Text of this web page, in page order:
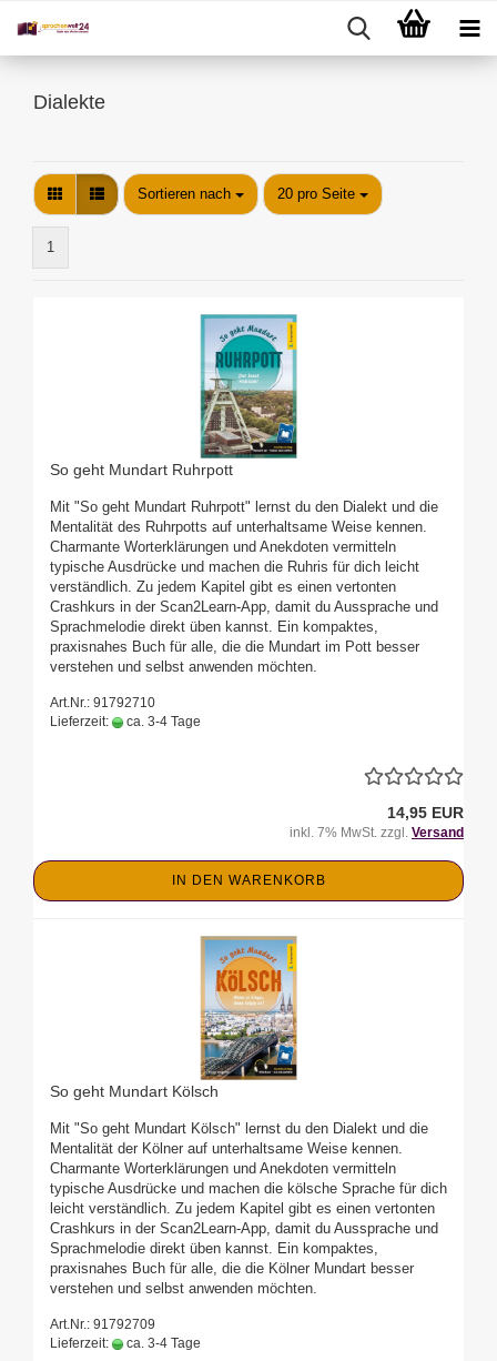
Dialekte
Sortieren nach
Sortieren nach 20 pro Seite
pro Seite
1
So geht Mundart Ruhrpott
Mit "So geht Mundart Ruhrpott" lernst du den Dialekt und die
Mentalität des Ruhrpotts auf unterhaltsame Weise kennen.
Charmante Worterklärungen und Anekdoten vermitteln
typische Ausdrücke und machen die Ruhris für dich leicht
verständlich. Zu jedem Kapitel gibt es einen vertonten
Crashkurs in der Scan2Learn-App, damit du Aussprache und
Sprachmelodie direkt üben kannst. Ein kompaktes,
praxisnahes Buch für alle, die die Mundart im Pott besser
verstehen und selbst anwenden möchten.
Art.Nr.: 91792710
Lieferzeit:
ca. 3-4 Tage
14,95 EUR
inkl. 7% MwSt. zzgl. Versand
IN DEN WARENKORB
So geht Mundart Kölsch
Mit "So geht Mundart Kölsch" lernst du den Dialekt und die
Mentalität der Kölner auf unterhaltsame Weise kennen.
Charmante Worterklärungen und Anekdoten vermitteln
typische Ausdrücke und machen die kölsche Sprache für dich
leicht verständlich. Zu jedem Kapitel gibt es einen vertonten
Crashkurs in der Scan2Learn-App, damit du Aussprache und
Sprachmelodie direkt üben kannst. Ein kompaktes,
praxisnahes Buch für alle, die die Kölner Mundart besser
verstehen und selbst anwenden möchten.
Art.Nr.: 91792709
Lieferzeit:
ca. 3-4 Tage